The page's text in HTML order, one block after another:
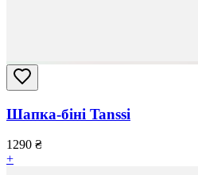
Шапка-біні Tanssi
1290 ₴
+